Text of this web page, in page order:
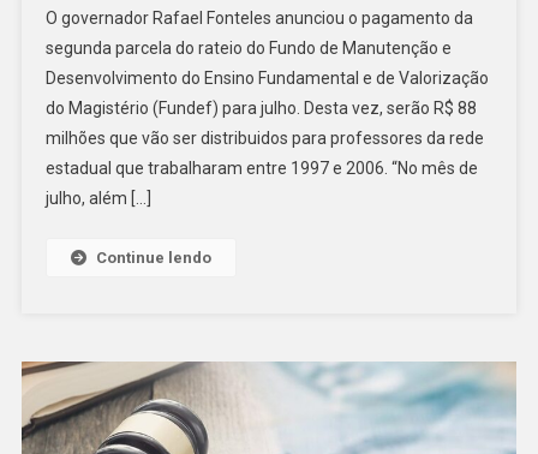
O governador Rafael Fonteles anunciou o pagamento da
segunda parcela do rateio do Fundo de Manutenção e
Desenvolvimento do Ensino Fundamental e de Valorização
do Magistério (Fundef) para julho. Desta vez, serão R$ 88
milhões que vão ser distribuidos para professores da rede
estadual que trabalharam entre 1997 e 2006. “No mês de
julho, além […]
Continue lendo